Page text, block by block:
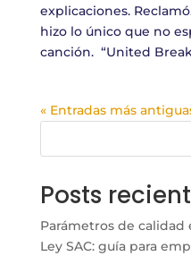
explicaciones.
hizo lo único que no
canción. “United
« Entradas más
Posts
Parámetros de
Ley SAC: guía para